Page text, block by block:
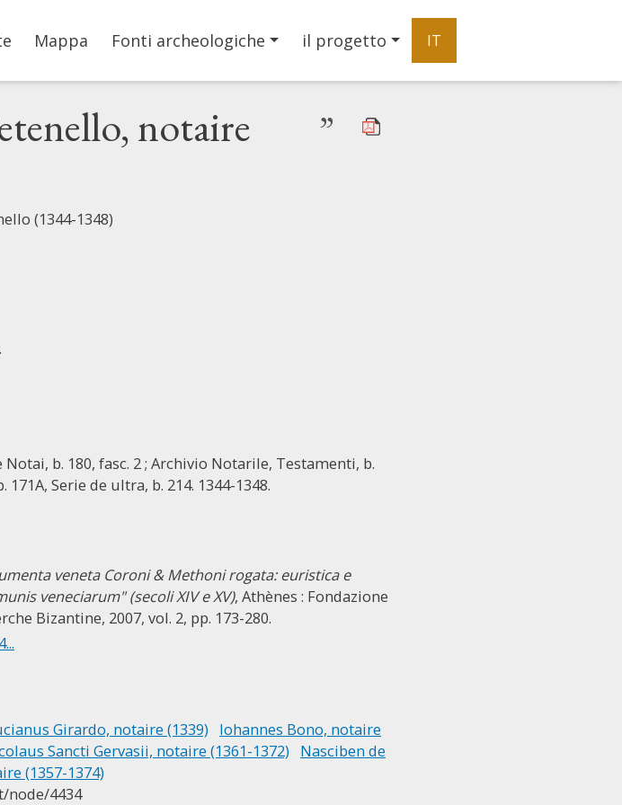
Mappa Fonti archeologiche il progetto IT
notaire
”
(1344-1348)
b. 180, fasc. 2 ; Archivio Notarile, Testamenti, b.
Serie de ultra, b. 214. 1344-1348.
veneta Coroni & Methoni rogata: euristica e
veneciarum" (secoli XIV e XV), Athènes : Fondazione
Bizantine, 2007, vol. 2, pp. 173-280.
Girardo, notaire (1339)
Iohannes Bono, notaire
Sancti Gervasii, notaire (1361-1372)
Nasciben de
(1357-1374)
node/4434